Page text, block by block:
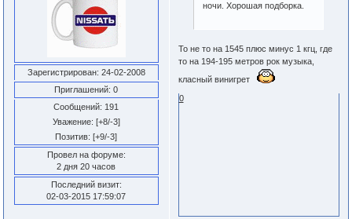
Зарегистрирован: 24-02-2008
Приглашений: 0
Сообщений: 191
Уважение: [+8/-3]
Позитив: [+9/-3]
Провел на форуме:
2 дня 20 часов
Последний визит:
02-03-2015 17:59:07
ночи. Хорошая подборка.
То не то на 1545 плюс минус 1 кгц, где
то на 194-195 метров рок музыка,
класный винигрет
0